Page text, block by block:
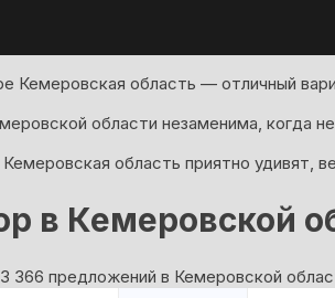
Кемеровская область — отличный
области незаменима, когда
область приятно удивят,
в Кемеровской
3 366 предложений в Кемеровской